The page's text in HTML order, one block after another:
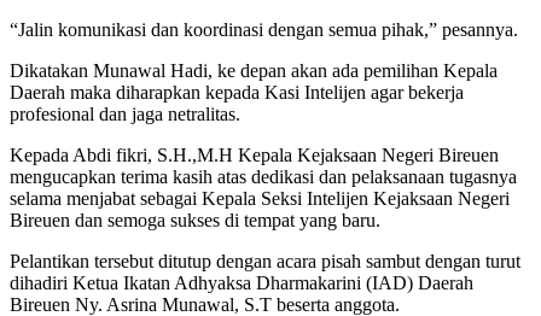
“Jalin komunikasi dan koordinasi dengan semua pihak,” pesannya.
Dikatakan Munawal Hadi, ke depan akan ada pemilihan Kepala
Daerah maka diharapkan kepada Kasi Intelijen agar bekerja
profesional dan jaga netralitas.
Kepada Abdi fikri, S.H.,M.H Kepala Kejaksaan Negeri Bireuen
mengucapkan terima kasih atas dedikasi dan pelaksanaan tugasnya
selama menjabat sebagai Kepala Seksi Intelijen Kejaksaan Negeri
Bireuen dan semoga sukses di tempat yang baru.
Pelantikan tersebut ditutup dengan acara pisah sambut dengan turut
dihadiri Ketua Ikatan Adhyaksa Dharmakarini (IAD) Daerah
Bireuen Ny. Asrina Munawal, S.T beserta anggota.